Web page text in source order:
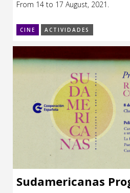
Espacio itinerante de
Formación
Género y Diversidad
Infantil y Juvenil
Medio Ambiente
Sin categoría
From 14 to 17 August, 2021.
CINE ACTIVIDADES
Sudamericanas